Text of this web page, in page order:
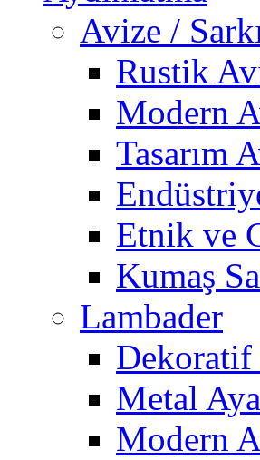
Avize /
Rustik
Modern
Tasarım
Etnik ve
Kumaş
Lambader
Dekoratif
Metal
Modern